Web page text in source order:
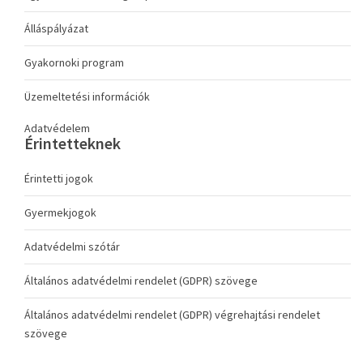
Álláspályázat
Gyakornoki program
Üzemeltetési információk
Adatvédelem
Érintetteknek
Érintetti jogok
Gyermekjogok
Adatvédelmi szótár
Általános adatvédelmi rendelet (GDPR) szövege
Általános adatvédelmi rendelet (GDPR) végrehajtási rendelet
szövege